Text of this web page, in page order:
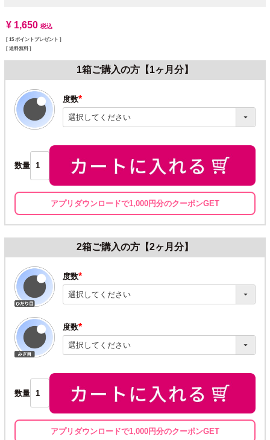
¥ 1,650 税込
[ 15 ポイントプレゼント ]
送料無料
1箱ご購入の方【1ヶ月分】
度数
(必
須)
数量
アプリダウンロードで1,000円分のクーポンGET
2箱ご購入の方【2ヶ月分】
度数
(必
須)
度数
(必
須)
数量
アプリダウンロードで1,000円分のクーポンGET